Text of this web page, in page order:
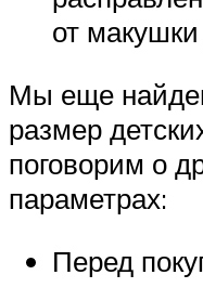
от
Мы еще
размер
поговорим о
параметрах:
Перед